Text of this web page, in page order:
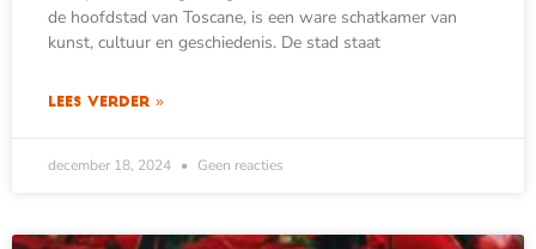
de hoofdstad van Toscane, is een ware schatkamer van
kunst, cultuur en geschiedenis. De stad staat
LEES VERDER »
december 18, 2024 Geen reacties